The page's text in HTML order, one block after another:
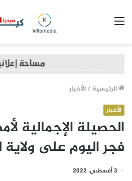
الرئيسية /الأخبار
الأخبار
الحصيلة الإجمالية
فجر اليوم على
3 أغسطس، 2022